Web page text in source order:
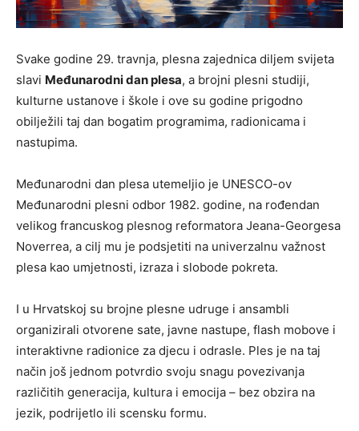
Svake godine 29. travnja, plesna zajednica diljem svijeta
slavi Međunarodni dan plesa, a brojni plesni studiji,
kulturne ustanove i škole i ove su godine prigodno
obilježili taj dan bogatim programima, radionicama i
nastupima.
Međunarodni dan plesa utemeljio je UNESCO-ov
Međunarodni plesni odbor 1982. godine, na rođendan
velikog francuskog plesnog reformatora Jeana-Georgesa
Noverrea, a cilj mu je podsjetiti na univerzalnu važnost
plesa kao umjetnosti, izraza i slobode pokreta.
I u Hrvatskoj su brojne plesne udruge i ansambli
organizirali otvorene sate, javne nastupe, flash mobove i
interaktivne radionice za djecu i odrasle. Ples je na taj
način još jednom potvrdio svoju snagu povezivanja
različitih generacija, kultura i emocija – bez obzira na
jezik, podrijetlo ili scensku formu.